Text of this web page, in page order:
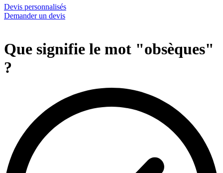
Devis personnalisés
Demander un devis
Que signifie le mot "obsèques"
?